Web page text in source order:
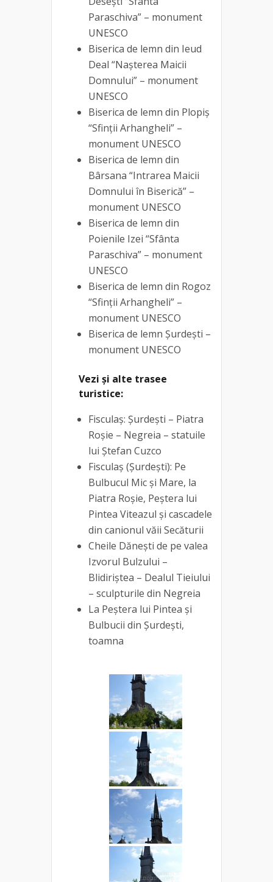
Paraschiva” – monument
UNESCO
Biserica de lemn din Ieud
Deal “Naşterea Maicii
Domnului” – monument
UNESCO
Biserica de lemn din Plopiș
“Sfinţii Arhangheli” –
monument UNESCO
Biserica de lemn din
Bârsana “Intrarea Maicii
Domnului în Biserică” –
monument UNESCO
Biserica de lemn din
Poienile Izei “Sfânta
Paraschiva” – monument
UNESCO
Biserica de lemn din Rogoz
“Sfinții Arhangheli” –
monument UNESCO
Biserica de lemn Șurdești –
monument UNESCO
Vezi și alte trasee
turistice:
Fisculaș: Șurdești – Piatra
Roșie – Negreia – statuile
lui Ștefan Cuzco
Fisculaş (Şurdeşti): Pe
Bulbucul Mic și Mare, la
Piatra Roșie, Peștera lui
Pintea Viteazul şi cascadele
din canionul văii Secăturii
Cheile Dăneşti de pe valea
Izvorul Bulzului –
Blidiriştea – Dealul Tieiului
– sculpturile din Negreia
La Peștera lui Pintea și
Bulbucii din Şurdeşti,
toamna